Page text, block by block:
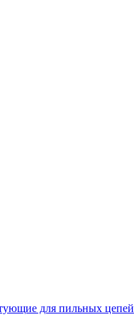
для пильных цепей